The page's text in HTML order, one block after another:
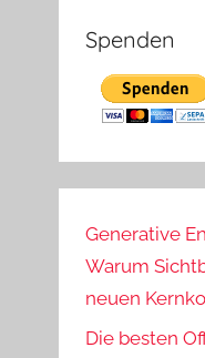
Spenden
Generative
Warum
neuen
Die besten